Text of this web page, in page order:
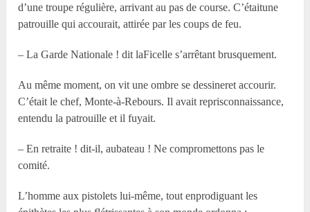
d’une troupe régulière, arrivant au pas de course. C’étaitune
patrouille qui accourait, attirée par les coups de feu.
– La Garde Nationale ! dit laFicelle s’arrêtant brusquement.
Au même moment, on vit une ombre se dessineret accourir.
C’était le chef, Monte-à-Rebours. Il avait reprisconnaissance,
entendu la patrouille et il fuyait.
– En retraite ! dit-il, aubateau ! Ne compromettons pas le
comité.
L’homme aux pistolets lui-même, tout enprodiguant les